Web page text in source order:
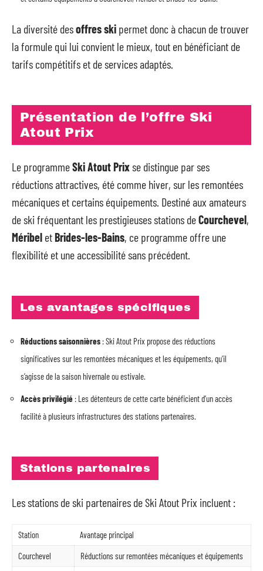
La diversité desoffres ski permet donc à chacun de trouver
la formule qui lui convient le mieux, tout en bénéficiant de
tarifs compétitifs et de services adaptés.
Présentation de l’offre Ski
Atout Prix
Le programmeSki Atout Prixse distingue par ses
réductions attractives, été comme hiver, sur les remontées
mécaniques et certains équipements. Destiné aux amateurs
de ski fréquentant les prestigieuses stations deCourchevel,
Méribel etBrides-les-Bains, ce programme offre une
flexibilité et une accessibilité sans précédent.
Les avantages spécifiques
Réductions saisonnières : Ski Atout Prix propose des réductions
significatives sur les remontées mécaniques et les équipements, qu’il
s’agisse de la saison hivernale ou estivale.
Accès privilégié : Les détenteurs de cette carte bénéficient d’un accès
facilité à plusieurs infrastructures des stations partenaires.
Stations partenaires
Les stations de ski partenaires de Ski Atout Prix incluent :
Station
Avantage principal
Courchevel
Réductions sur remontées mécaniques et équipements